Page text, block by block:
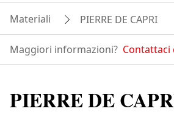
Materiali PIERRE DE CAPRI
Maggiori informazioni? Contattaci
PIERRE DE